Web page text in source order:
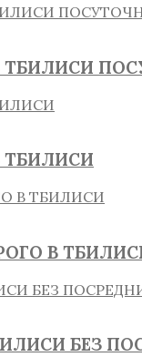
ТБИЛИСИ
ТБИЛИСИ
В
БЕЗ